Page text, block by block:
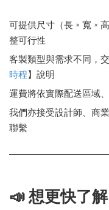
可提供尺寸（長 × 寬 ×
整可行性
客製類型與需求不同，
時程】說明
運費將依實際配送區域
我們亦接受設計師、商
聯繫
📣 想更快了解